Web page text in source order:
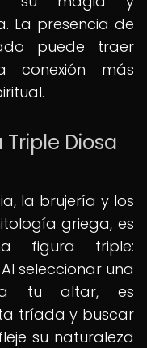
La presencia de
puede traer
conexión más
Diosa
la brujería y los
griega, es
figura triple:
seleccionar una
tu altar, es
tríada y buscar
su naturaleza